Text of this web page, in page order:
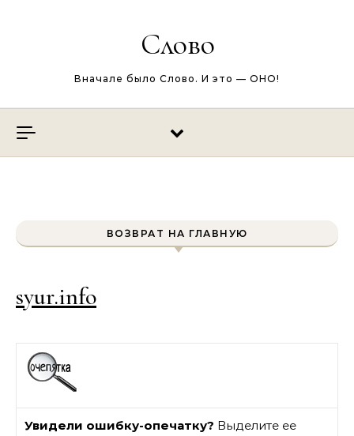
Слово
Вначале было Слово. И это — ОНО!
ВОЗВРАТ НА ГЛАВНУЮ
syur.info
Увидели ошибку-опечатку? Выделите ее